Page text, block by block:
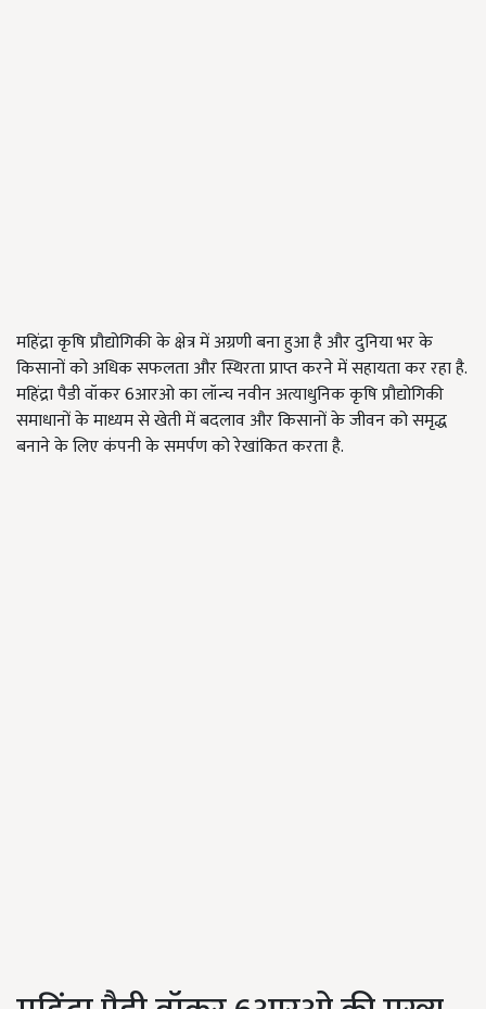
महिंद्रा कृषि प्रौद्योगिकी के क्षेत्र में अग्रणी बना हुआ है और दुनिया भर के
किसानों को अधिक सफलता और स्थिरता प्राप्त करने में सहायता कर रहा है.
महिंद्रा पैडी वॉकर 6आरओ का लॉन्च नवीन अत्याधुनिक कृषि प्रौद्योगिकी
समाधानों के माध्यम से खेती में बदलाव और किसानों के जीवन को समृद्ध
बनाने के लिए कंपनी के समर्पण को रेखांकित करता है.